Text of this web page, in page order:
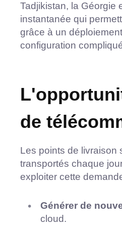
Tadjikistan, la Géorgie
instantanée qui
grâce à un
configuration
de
Les points de livraison
transportés chaque
exploiter cette
Générer de
cloud.